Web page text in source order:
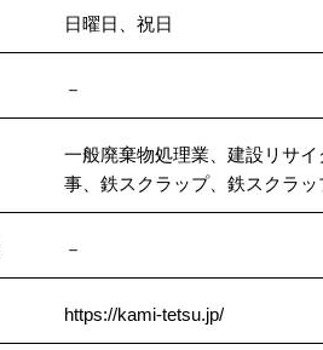
日曜日、祝日
－
一般廃棄物処理業、建設リサ
事、鉄スクラップ、鉄スクラ
－
https://kami-tetsu.jp/